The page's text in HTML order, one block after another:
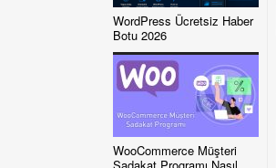
WordPress Ücretsiz Haber
Botu 2026
WooCommerce Müşteri